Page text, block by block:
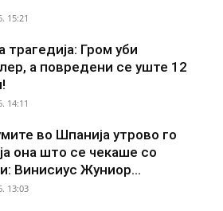
15:21
трагедија: Гром уби
а повредени се уште 12
14:11
во Шпанија утрово го
она што се чекаше со
Винисиус Жуниор...
13:03